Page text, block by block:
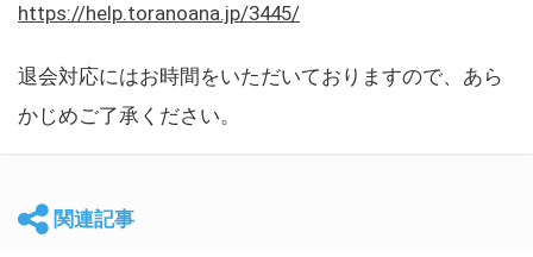
https://help.toranoana.jp/3445/
退会対応にはお時間をいただいておりますので、あら
かじめご了承ください。
関連記事